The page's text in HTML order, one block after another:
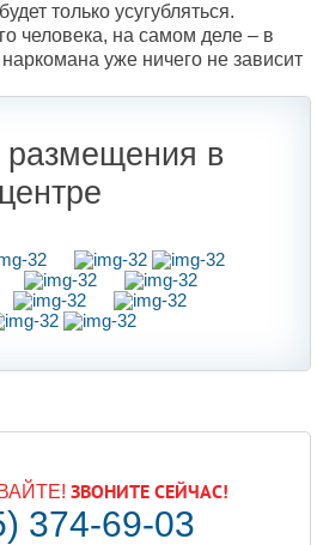
только усугубляться.
человека, на самом деле – в
уже ничего не зависит
размещения в
центре
ЗВОНИТЕ СЕЙЧАС!
374-69-03